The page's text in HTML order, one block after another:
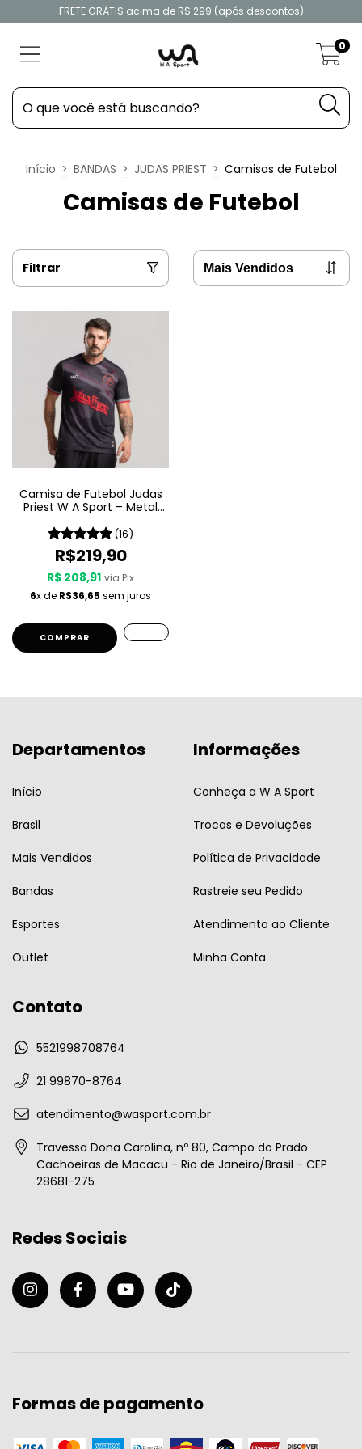
FRETE GRÁTIS acima de R$ 299 (após descontos)
0
Início > BANDAS > JUDAS PRIEST > Camisas de Futebol
Camisas de Futebol
Filtrar
Camisa de Futebol Judas
Priest W A Sport – Metal
(16)
R$219,90
R$ 208,91 via Pix
6x de R$36,65 sem juros
COMPRAR
Departamentos
Início
Brasil
Mais Vendidos
Bandas
Esportes
Outlet
Informações
Conheça a W A Sport
Trocas e Devoluções
Política de Privacidade
Rastreie seu Pedido
Atendimento ao Cliente
Minha Conta
Contato
5521998708764
21 99870-8764
atendimento@wasport.com.br
Travessa Dona Carolina, nº 80, Campo do Prado
Cachoeiras de Macacu - Rio de Janeiro/Brasil - CEP
28681-275
Redes Sociais
Formas de pagamento